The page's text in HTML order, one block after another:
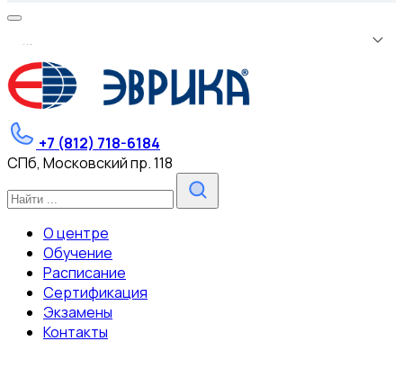
...
+7 (812) 718-6184
СПб, Московский пр. 118
О центре
Обучение
Расписание
Сертификация
Экзамены
Контакты